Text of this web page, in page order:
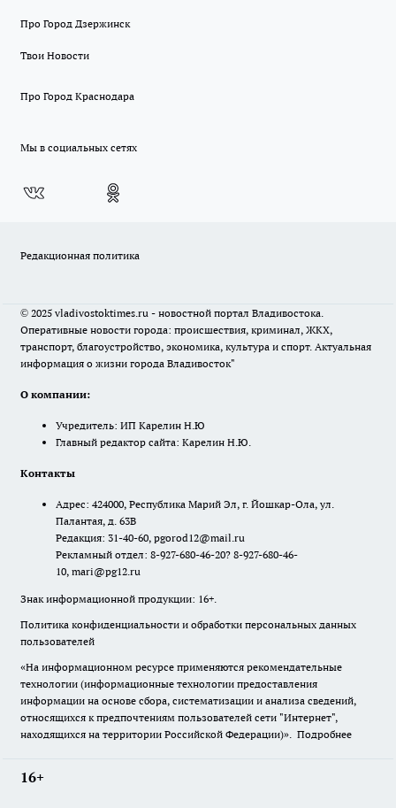
Про Город Дзержинск
Твои Новости
Про Город Краснодара
Мы в социальных сетях
Редакционная политика
© 2025 vladivostoktimes.ru - новостной портал Владивостока.
Оперативные новости города: происшествия, криминал, ЖКХ,
транспорт, благоустройство, экономика, культура и спорт. Актуальная
информация о жизни города Владивосток"
О компании:
Учредитель: ИП Карелин Н.Ю
Главный редактор сайта: Карелин Н.Ю.
Контакты
Адрес: 424000, Республика Марий Эл, г. Йошкар-Ола, ул.
Палантая, д. 63В
Редакция: 31-40-60, pgorod12@mail.ru
Рекламный отдел: 8-927-680-46-20? 8-927-680-46-
10, mari@pg12.ru
Знак информационной продукции: 16+.
Политика конфиденциальности и обработки персональных данных
пользователей
«На информационном ресурсе применяются рекомендательные
технологии (информационные технологии предоставления
информации на основе сбора, систематизации и анализа сведений,
относящихся к предпочтениям пользователей сети "Интернет",
находящихся на территории Российской Федерации)». Подробнее
16+